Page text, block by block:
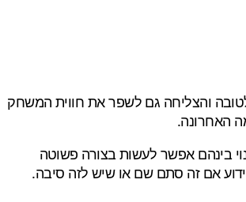
והצליחה גם לשפר את חווית המשחק
האחרונה.
הסאב-קלאסים העומדים לרשותו, את השינוי בינהם אפשר לעשות בצורה פשוטה
אם זה סתם שם או שיש לזה סיבה.